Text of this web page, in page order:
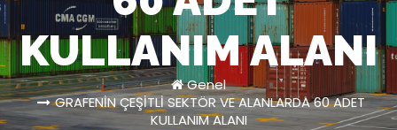
KULLANIM ALANI
Genel
GRAFENİN ÇEŞİTLİ SEKTÖR VE ALANLARDA 60 ADET
KULLANIM ALANI